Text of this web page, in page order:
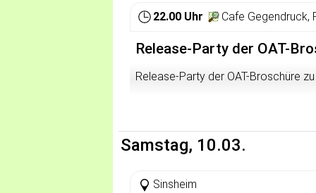
Unterschlupf bei ihrer Schwester in
Doch wie alle anderen Emigranten
nicht kuschen. Sie schließt sich mit
ausbeuterischen
Infos und Anmeldung bei der DGB-
22.00 Uhr Cafe Gegendruck,
Release-Party der OAT-
Release-Party der OAT-Broschüre
Samstag, 10.03.
Sinsheim